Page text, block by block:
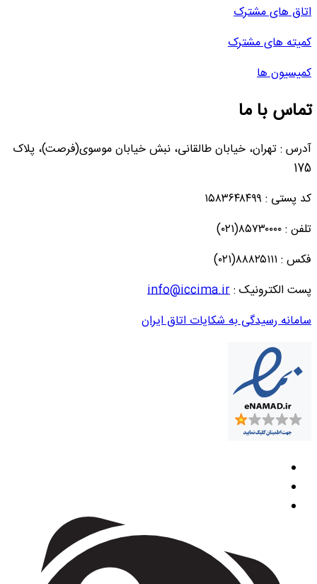
اتاق های مشترک
کمیته های مشترک
کمیسیون ها
تماس با ما
آدرس : تهران، خیابان طالقانی، نبش خیابان موسوی(فرصت)، پلاک
175
کد پستی : ۱۵۸۳۶۴۸۴۹۹
تلفن : ۸۵۷۳۰۰۰۰(۰۲۱)
فکس : ۸۸۸۲۵۱۱۱(۰۲۱)
پست الکترونیک :info@iccima.ir
سامانه رسیدگی به شکایات اتاق ایران